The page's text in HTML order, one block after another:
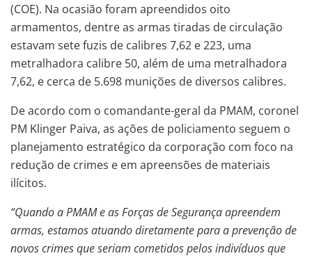
(COE). Na ocasião foram apreendidos oito
armamentos, dentre as armas tiradas de circulação
estavam sete fuzis de calibres 7,62 e 223, uma
metralhadora calibre 50, além de uma metralhadora
7,62, e cerca de 5.698 munições de diversos calibres.
De acordo com o comandante-geral da PMAM, coronel
PM Klinger Paiva, as ações de policiamento seguem o
planejamento estratégico da corporação com foco na
redução de crimes e em apreensões de materiais
ilícitos.
“Quando a PMAM e as Forças de Segurança apreendem
armas, estamos atuando diretamente para a prevenção de
novos crimes que seriam cometidos pelos indivíduos que